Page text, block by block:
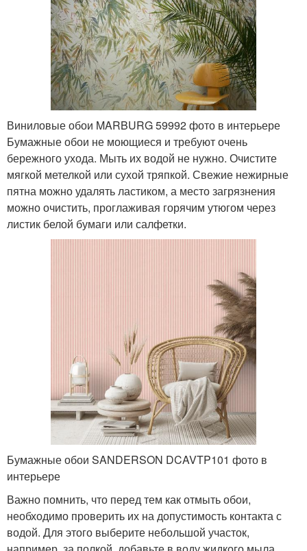
Виниловые обои MARBURG 59992 фото в интерьере
Бумажные обои не моющиеся и требуют очень
бережного ухода. Мыть их водой не нужно. Очистите
мягкой метелкой или сухой тряпкой. Свежие нежирные
пятна можно удалять ластиком, а место загрязнения
можно очистить, проглаживая горячим утюгом через
листик белой бумаги или салфетки.
Бумажные обои SANDERSON DCAVTP101 фото в
интерьере
Важно помнить, что перед тем как отмыть обои,
необходимо проверить их на допустимость контакта с
водой. Для этого выберите небольшой участок,